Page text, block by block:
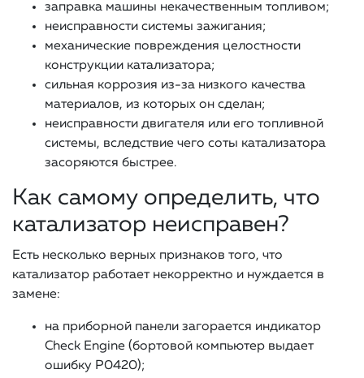
заправка машины некачественным топливом;
неисправности системы зажигания;
механические повреждения целостности
конструкции катализатора;
сильная коррозия из-за низкого качества
материалов, из которых он сделан;
неисправности двигателя или его топливной
системы, вследствие чего соты катализатора
засоряются быстрее.
Как самому определить, что
катализатор неисправен?
Есть несколько верных признаков того, что
катализатор работает некорректно и нуждается в
замене:
на приборной панели загорается индикатор
Check Engine (бортовой компьютер выдает
ошибку Р0420);